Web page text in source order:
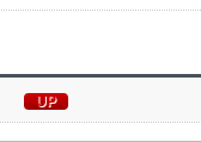
UP